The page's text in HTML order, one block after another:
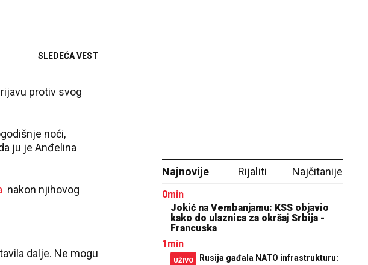
SLEDEĆA VEST
protiv svog
noći,
ju je Anđelina
nakon njihovog
dalje. Ne mogu
Najnovije Rijaliti Najčitanije
0min
Jokić na Vembanjamu: KSS objavio
kako do ulaznica za okršaj Srbija -
Francuska
1min
UŽIVO
Rusija gađala NATO infrastrukturu: